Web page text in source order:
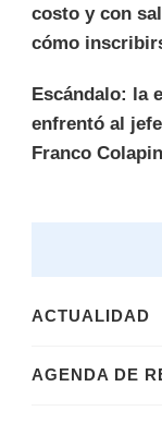
costo y con
cómo
Escándalo: la
enfrentó al
Franco
ACTUALIDAD
AGENDA DE